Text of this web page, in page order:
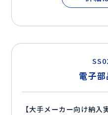
電子
【大手メーカー向け納